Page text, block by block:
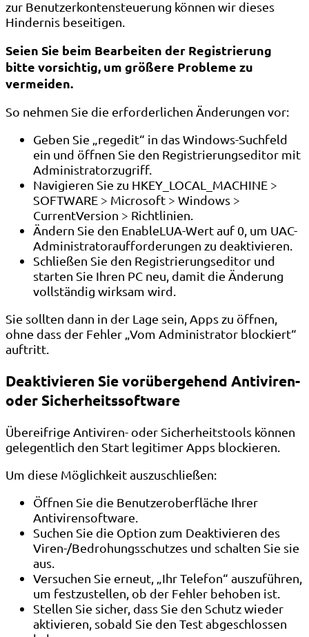
zur Benutzerkontensteuerung können wir dieses
Hindernis beseitigen.
Seien Sie beim Bearbeiten der Registrierung
bitte vorsichtig, um größere Probleme zu
vermeiden.
So nehmen Sie die erforderlichen Änderungen vor:
Geben Sie „regedit“ in das Windows-Suchfeld
ein und öffnen Sie den Registrierungseditor mit
Administratorzugriff.
Navigieren Sie zu HKEY_LOCAL_MACHINE >
SOFTWARE > Microsoft > Windows >
CurrentVersion > Richtlinien.
Ändern Sie den EnableLUA-Wert auf 0, um UAC-
Administratoraufforderungen zu deaktivieren.
Schließen Sie den Registrierungseditor und
starten Sie Ihren PC neu, damit die Änderung
vollständig wirksam wird.
Sie sollten dann in der Lage sein, Apps zu öffnen,
ohne dass der Fehler „Vom Administrator blockiert“
auftritt.
Deaktivieren Sie vorübergehend Antiviren-
oder Sicherheitssoftware
Übereifrige Antiviren- oder Sicherheitstools können
gelegentlich den Start legitimer Apps blockieren.
Um diese Möglichkeit auszuschließen:
Öffnen Sie die Benutzeroberfläche Ihrer
Antivirensoftware.
Suchen Sie die Option zum Deaktivieren des
Viren-/Bedrohungsschutzes und schalten Sie sie
aus.
Versuchen Sie erneut, „Ihr Telefon“ auszuführen,
um festzustellen, ob der Fehler behoben ist.
Stellen Sie sicher, dass Sie den Schutz wieder
aktivieren, sobald Sie den Test abgeschlossen